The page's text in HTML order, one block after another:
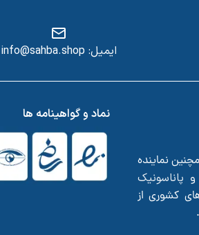
ایمیل: info@sahba.shop
نماینده
پاناسونیک
کشوری از
نماد و گواهینامه ها